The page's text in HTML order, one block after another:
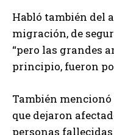
Habló también del
migración, de
“pero las grandes
principio, fueron
También
que dejaron
personas